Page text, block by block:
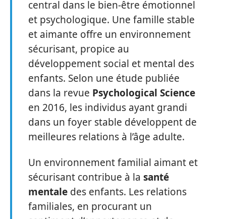
central dans le bien-être émotionnel
et psychologique. Une famille stable
et aimante offre un environnement
sécurisant, propice au
développement social et mental des
enfants. Selon une étude publiée
dans la revue Psychological Science
en 2016, les individus ayant grandi
dans un foyer stable développent de
meilleures relations à l’âge adulte.
Un environnement familial aimant et
sécurisant contribue à la santé
mentale des enfants. Les relations
familiales, en procurant un